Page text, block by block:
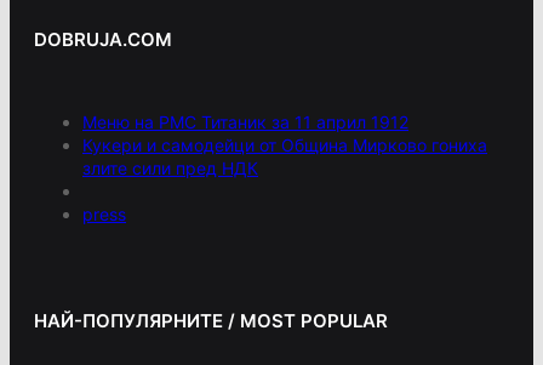
DOBRUJA.COM
Меню на РМС Титаник за 11 април 1912
Кукери и самодейци от Община Мирково гониха
злите сили пред НДК
press
НАЙ-ПОПУЛЯРНИТЕ / MOST POPULAR